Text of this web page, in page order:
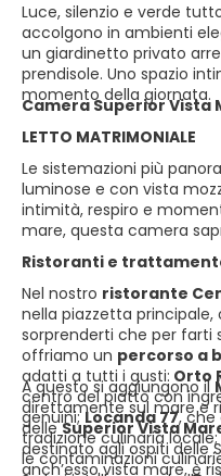
Luce, silenzio e verde
accolgono in ambienti
un giardinetto privato
prendisole. Uno spazio
momento della giornata.
Camera Superior Vista
LETTO MATRIMONIALE
Le sistemazioni più
luminose e con vista
intimità, respiro e
mare, questa camera
Ristoranti e
Nel nostro ristorante
nella piazzetta
sorprenderti che per farti
offriamo un percorso a
adatti a tutti i gusti: Orto
centro del piatto con
genuini; Locanda 77, che
tradizione culinaria locale;
le contaminazioni
A questo si aggiungono il
direttamente sul mare e
delleSuperior Vista
destinato agli ospiti delle
anch’esso vista mare, è